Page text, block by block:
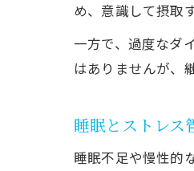
め、意識して摂取
一方で、過度なダ
はありませんが、
睡眠とストレス
睡眠不足や慢性的